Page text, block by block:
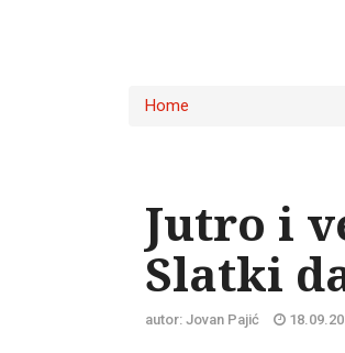
Home
Jutro i
Slatki
autor: Jovan Pajić